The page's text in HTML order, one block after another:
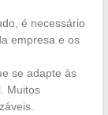
é necessário
empresa e os
se adapte às
Muitos